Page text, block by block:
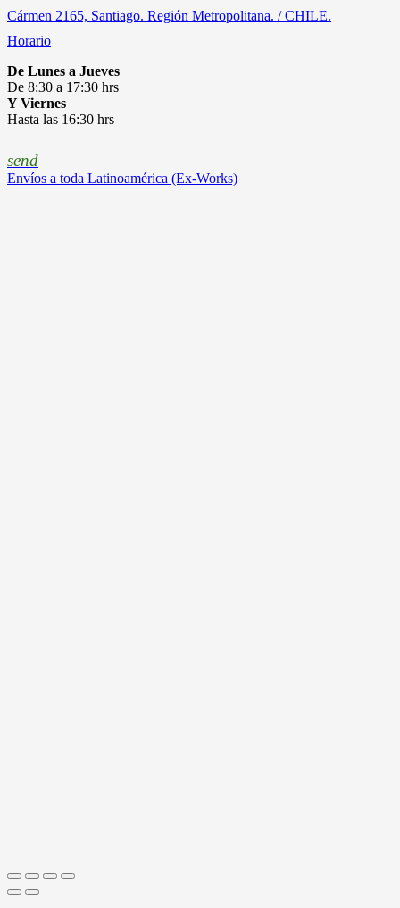
Cármen 2165, Santiago. Región Metropolitana. / CHILE.
Horario
De Lunes a Jueves
De 8:30 a 17:30 hrs
Y Viernes
Hasta las 16:30 hrs
send
Envíos a toda Latinoamérica (Ex-Works)